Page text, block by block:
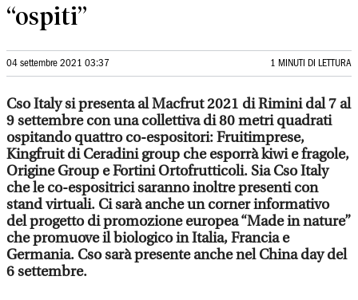
“ospiti”
04 settembre 2021 03:37 1 MINUTI DI LETTURA
Cso Italy si presenta al Macfrut 2021 di Rimini dal 7 al
9 settembre con una collettiva di 80 metri quadrati
ospitando quattro co-espositori: Fruitimprese,
Kingfruit di Ceradini group che esporrà kiwi e fragole,
Origine Group e Fortini Ortofrutticoli. Sia Cso Italy
che le co-espositrici saranno inoltre presenti con
stand virtuali. Ci sarà anche un corner informativo
del progetto di promozione europea “Made in nature”
che promuove il biologico in Italia, Francia e
Germania. Cso sarà presente anche nel China day del
6 settembre.